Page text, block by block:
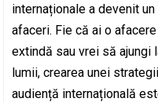
internaționale a devenit
afaceri. Fie că ai o
extindă sau vrei să
lumii, crearea unei
audiență internațională